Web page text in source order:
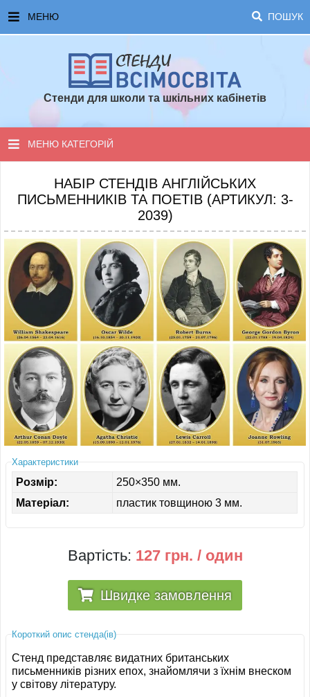
МЕНЮ ПОШУК
ЧАСТІ ЗАПИТАННЯ ТА ВІДПОВІДІ
ТОПОВІ ПРОПОЗИЦІЇ
Стенди для школи та шкільних кабінетів
МЕНЮ КАТЕГОРІЙ
СТЕНДИ ДЛЯ НУШ
СТЕНДИ ДЛЯ ПОЧАТКОВОЇ ШКОЛИ
СТЕНДИ ДЛЯ КАБІНЕТІВ
СТЕНДИ ДЛЯ ШКОЛИ
НАБІР СТЕНДІВ АНГЛІЙСЬКИХ
ПИСЬМЕННИКІВ ТА ПОЕТІВ (АРТИКУЛ: 3-
2039)
Характеристики
Розмір:
250×350 мм.
Матеріал:
пластик товщиною 3 мм.
Вартість: 127 грн. / один
Швидке замовлення
Короткий опис стенда(ів)
Стенд представляє видатних британських
письменників різних епох, знайомлячи з їхнім внеском
у світову літературу.